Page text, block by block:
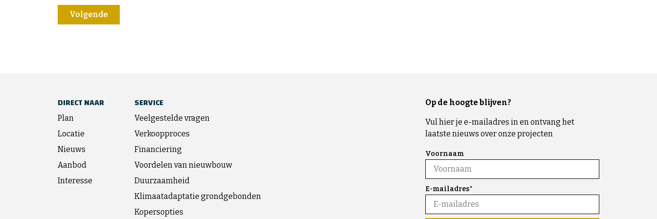
Volgende
DIRECT NAAR
Plan
Locatie
Nieuws
Aanbod
Interesse
SERVICE
Veelgestelde vragen
Verkoopproces
Financiering
Voordelen van nieuwbouw
Duurzaamheid
Klimaatadaptatie grondgebonden
Kopersopties
Op de hoogte blijven?
Vul hier je e-mailadres in en ontvang het
laatste nieuws over onze projecten
Voornaam
E-mailadres*